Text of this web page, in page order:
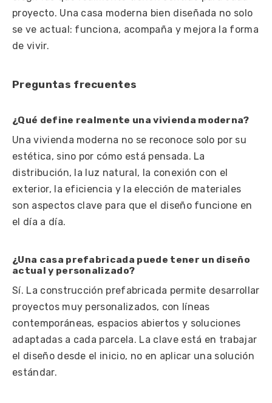
proyecto. Una casa moderna bien diseñada no solo
se ve actual: funciona, acompaña y mejora la forma
de vivir.
Preguntas frecuentes
¿Qué define realmente una vivienda moderna?
Una vivienda moderna no se reconoce solo por su
estética, sino por cómo está pensada. La
distribución, la luz natural, la conexión con el
exterior, la eficiencia y la elección de materiales
son aspectos clave para que el diseño funcione en
el día a día.
¿Una casa prefabricada puede tener un diseño
actual y personalizado?
Sí. La construcción prefabricada permite desarrollar
proyectos muy personalizados, con líneas
contemporáneas, espacios abiertos y soluciones
adaptadas a cada parcela. La clave está en trabajar
el diseño desde el inicio, no en aplicar una solución
estándar.